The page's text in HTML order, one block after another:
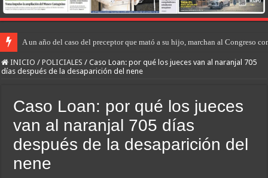
A un año del caso del preceptor que mató a su hijo, marchan al Congreso
INICIO / POLICIALES / Caso Loan: por qué los jueces van al naranjal 705
días después de la desaparición del nene
Caso Loan: por qué los jueces
van al naranjal 705 días
después de la desaparición del
nene